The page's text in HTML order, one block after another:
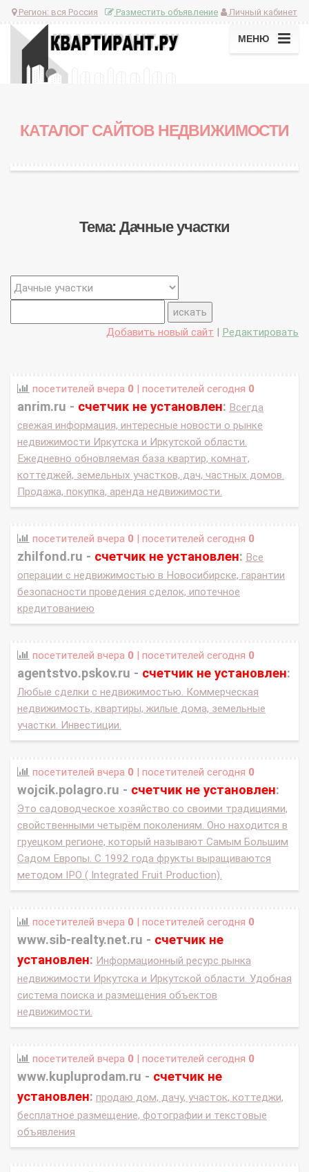
Регион: вся Россия Личный кабинет
Разместить объявление
МЕНЮ
КАТАЛОГ САЙТОВ НЕДВИЖИМОСТИ
Тема: Дачные участки
Добавить новый сайт Редактировать
посетителей вчера 0 | посетителей сегодня 0
anrim.ru - счетчик не установлен: Всегда
свежая информация, интересные новости о рынке
недвижимости Иркутска и Иркутской области.
Ежедневно обновляемая база квартир, комнат,
коттеджей, земельных участков, дач, частных домов.
Продажа, покупка, аренда недвижимости.
посетителей вчера 0 | посетителей сегодня 0
zhilfond.ru - счетчик не установлен: Все
операции с недвижимостью в Новосибирске, гарантии
безопасности проведения сделок, ипотечное
кредитованиею
посетителей вчера 0 | посетителей сегодня 0
agentstvo.pskov.ru - счетчик не установлен:
Любые сделки с недвижимостью. Коммерческая
недвижимость, квартиры, жилые дома, земельные
участки. Инвестиции.
посетителей вчера 0 | посетителей сегодня 0
wojcik.polagro.ru - счетчик не установлен:
Это садоводческое хозяйство со своими традициями,
свойственными четырём поколениям. Оно находится в
груецком регионе, который называют Самым Большим
Садом Европы. С 1992 года фрукты выращиваются
методом IPO ( Integrated Fruit Production).
посетителей вчера 0 | посетителей сегодня 0
www.sib-realty.net.ru - счетчик не
установлен: Информационный ресурс рынка
недвижимости Иркутска и Иркутской области. Удобная
система поиска и размещения объектов
недвижимости.
посетителей вчера 0 | посетителей сегодня 0
www.kupluprodam.ru - счетчик не
установлен: продаю дом, дачу, участок, коттеджи,
бесплатное размещение, фотографии и текстовые
объявления